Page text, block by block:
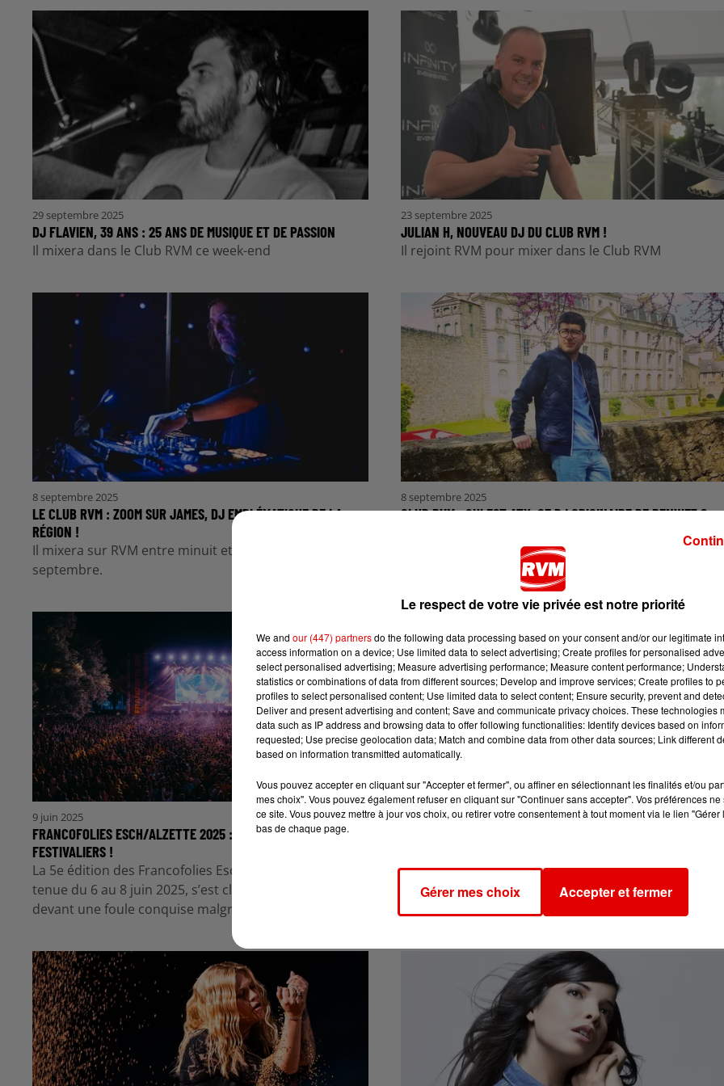
29 septembre 2025
DJ FLAVIEN, 39 ANS : 25 ANS DE MUSIQUE ET DE PASSION
Il mixera dans le Club RVM ce week-end
23 septembre 2025
JULIAN H, NOUVEAU DJ DU CLUB RVM !
Il rejoint RVM pour mixer dans le Club RVM
8 septembre 2025
LE CLUB RVM : ZOOM SUR JAMES, DJ EMBLÉMATIQUE DE LA
RÉGION !
Il mixera sur RVM entre minuit et 2h les 20 et 21
septembre.
8 septembre 2025
CLUB RVM : QUI EST ATX, CE DJ ORIGINAIRE DE RENWEZ ?
9 juin 2025
FRANCOFOLIES ESCH/ALZETTE 2025 : PLUS DE 30 000
FESTIVALIERS !
La 5e édition des Francofolies Esch/Alzette, qui s’est
tenue du 6 au 8 juin 2025, s’est clôturée en beauté,
devant une foule conquise malgré une météo...
3 juin 2025
nouveau avec son titre "Manchild"
Le respect de votre vie privée est notre priorité
We and our (447) partnersdo the following data processing based on your consent and/or our legitimate
access information on a device; Use limited data to select advertising; Create profiles for personalised
select personalised advertising; Measure advertising performance; Measure content performance;
statistics or combinations of data from different sources; Develop and improve services; Create profiles to
profiles to select personalised content; Use limited data to select content; Ensure security, prevent and
Deliver and present advertising and content; Save and communicate privacy choices. These technologies
data such as IP address and browsing data to offer following functionalities: Identify devices based on
requested; Use precise geolocation data; Match and combine data from other data sources; Link different
based on information transmitted automatically.
Vous pouvez accepter en cliquant sur "Accepter et fermer", ou affiner en sélectionnant les finalités et/ou
mes choix". Vous pouvez également refuser en cliquant sur "Continuer sans accepter". Vos préférences
ce site. Vous pouvez mettre à jour vos choix, ou retirer votre consentement à tout moment via le lien
bas de chaque page.
Gérer mes choix Accepter et fermer